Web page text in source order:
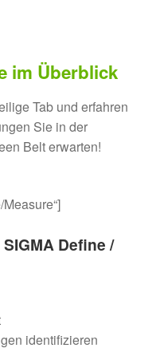
im Überblick
Tab und erfahren
Sie in der
Belt erwarten!
Define /
identifizieren